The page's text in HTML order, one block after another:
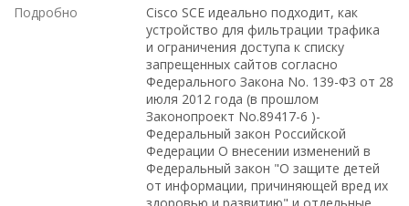
Подробно
Cisco SCE идеально подходит, как
устройство для фильтрации трафика
и ограничения доступа к списку
запрещенных сайтов согласно
Федерального Закона No. 139-ФЗ от 28
июля 2012 года (в прошлом
Законопроект No.89417-6 )-
Федеральный закон Российской
Федерации О внесении изменений в
Федеральный закон "О защите детей
от информации, причиняющей вред их